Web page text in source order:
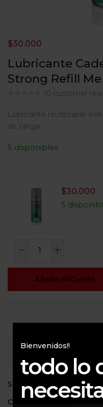
Lubricante
Strong Refill
(0 customer
$30.000
Lubricante reutilizable
de cargar
5 disponibles
$30.000
5
Añadir Al Carrito
SKU:10076690
Categoría:
Bienvenidos!!
todo lo